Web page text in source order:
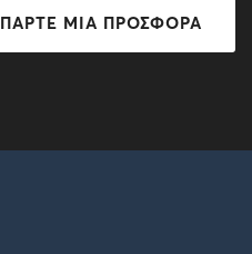
ΠΑΡΤΕ ΜΙΑ ΠΡΟΣΦΟΡΑ